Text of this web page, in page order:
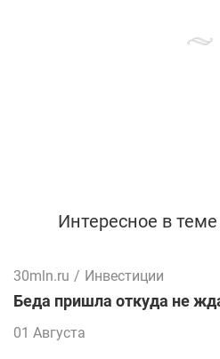
Интересное в
30mln.ru / Инвестиции
Беда пришла откуда не
01 Августа